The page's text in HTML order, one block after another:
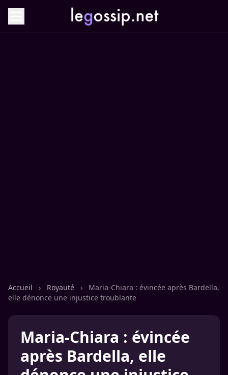
Accueil › Royauté ›
Maria-Chiara : évincée après Bardella,
elle dénonce une injustice troublante
Maria-Chiara : évincée
après Bardella, elle